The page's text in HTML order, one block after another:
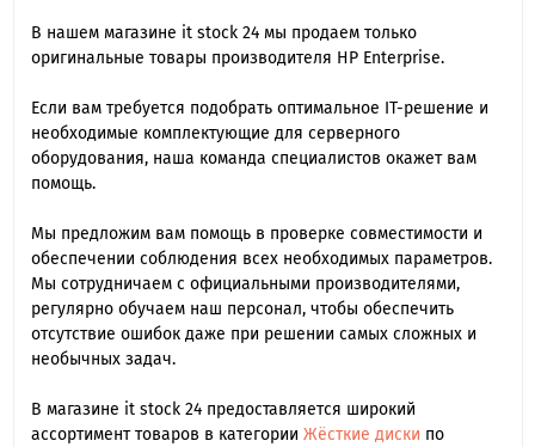
В нашем магазине it stock 24 мы продаем только
оригинальные товары производителя HP Enterprise.
Если вам требуется подобрать оптимальное IT-решение и
необходимые комплектующие для серверного
оборудования, наша команда специалиcтов окажет вам
помощь.
Мы предложим вам помощь в проверке совместимости и
обеспечении соблюдения всех необходимых параметров.
Мы сотрудничаем с официальными производителями,
регулярно обучаем наш персонал, чтобы обеспечить
отсутствие ошибок даже при решении самых сложных и
необычных задач.
В магазине it stock 24 предоставляется широкий
ассортимент товаров в категории Жёсткие диски по